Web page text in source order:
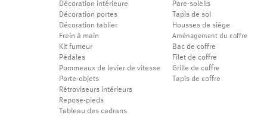
Décoration intérieure
Décoration portes
Décoration tablier
Frein à main
Kit fumeur
Pédales
Pommeaux de levier de vitesse
Porte-objets
Rétroviseurs intérieurs
Repose-pieds
Tableau des cadrans
Pare-soleils
Tapis de sol
Housses de siège
Aménagement du coffre
Bac de coffre
Filet de coffre
Grille de coffre
Tapis de coffre